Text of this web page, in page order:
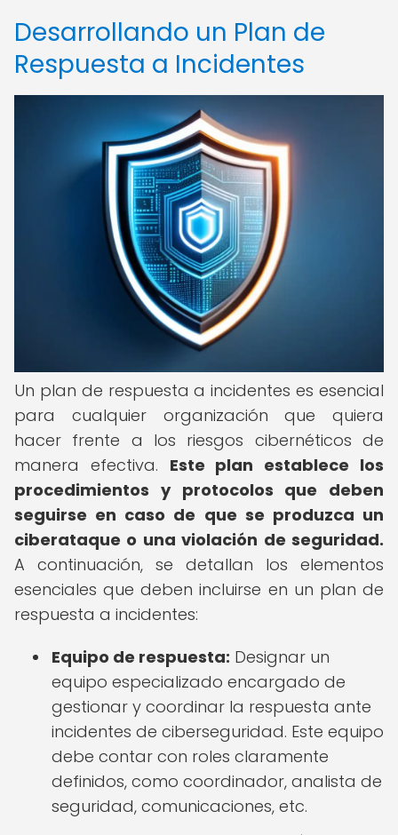
Desarrollando un Plan de
Respuesta a Incidentes
Un plan de respuesta a incidentes es esencial
para cualquier organización que quiera
hacer frente a los riesgos cibernéticos de
manera efectiva. Este plan establece los
procedimientos y protocolos que deben
seguirse en caso de que se produzca un
ciberataque o una violación de seguridad.
A continuación, se detallan los elementos
esenciales que deben incluirse en un plan de
respuesta a incidentes:
Equipo de respuesta: Designar un
equipo especializado encargado de
gestionar y coordinar la respuesta ante
incidentes de ciberseguridad. Este equipo
debe contar con roles claramente
definidos, como coordinador, analista de
seguridad, comunicaciones, etc.